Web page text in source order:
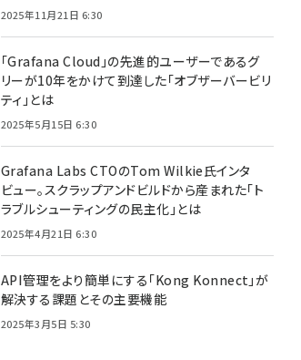
2025年11月21日 6:30
「Grafana Cloud」の先進的ユーザーであるグ
リーが10年をかけて到達した「オブザーバービリ
ティ」とは
2025年5月15日 6:30
Grafana Labs CTOのTom Wilkie氏インタ
ビュー。スクラップアンドビルドから産まれた「ト
ラブルシューティングの民主化」とは
2025年4月21日 6:30
API管理をより簡単にする「Kong Konnect」が
解決する課題とその主要機能
2025年3月5日 5:30